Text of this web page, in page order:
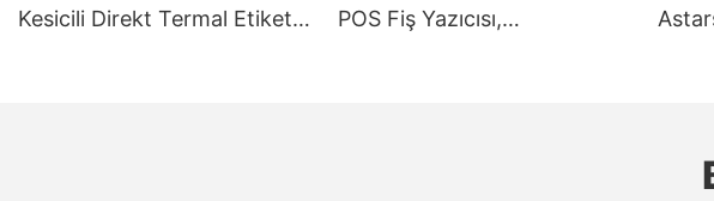
Kesicili Direkt Termal Etiket
POS Fiş Yazıcısı,